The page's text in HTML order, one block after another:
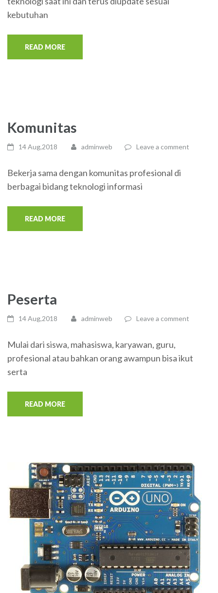
kebutuhan
READ MORE
Komunitas
14 Aug,2018 adminweb Leave a comment
Bekerja sama dengan komunitas profesional di
berbagai bidang teknologi informasi
READ MORE
Peserta
14 Aug,2018 adminweb Leave a comment
Mulai dari siswa, mahasiswa, karyawan, guru,
profesional atau bahkan orang awampun bisa ikut
serta
READ MORE